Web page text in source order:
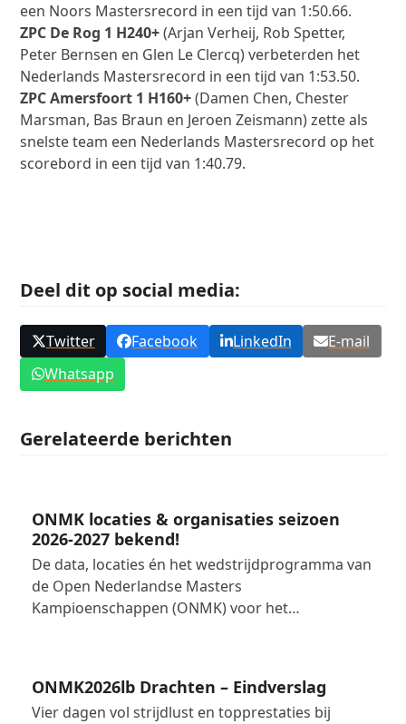
een Noors Mastersrecord in een tijd van 1:50.66.
ZPC De Rog 1 H240+(Arjan Verheij, Rob Spetter,
Peter Bernsen en Glen Le Clercq) verbeterden het
Nederlands Mastersrecord in een tijd van 1:53.50.
ZPC Amersfoort 1 H160+(Damen Chen, Chester
Marsman, Bas Braun en Jeroen Zeismann) zette als
snelste team een Nederlands Mastersrecord op het
scorebord in een tijd van 1:40.79.
Deel dit op social media:
Twitter Facebook LinkedIn
E-mail
Whatsapp
Gerelateerde berichten
ONMK locaties & organisaties seizoen
2026-2027 bekend!
De data, locaties én het wedstrijdprogramma van
de Open Nederlandse Masters
Kampioenschappen (ONMK) voor het…
ONMK2026lb Drachten – Eindverslag
Vier dagen vol strijdlust en topprestaties bij